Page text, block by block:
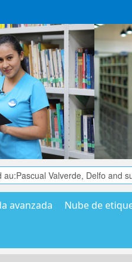
avanzada Nube de